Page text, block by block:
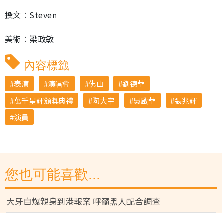
撰文︰Steven
美術︰梁政敏
內容標籤
表演 演唱會 佛山
劉德華
萬千星輝頒獎典禮
陶大宇 吳啟華
張兆輝
演員
您也可能喜歡...
大牙自爆親身到港報案 呼籲黑人配合調查